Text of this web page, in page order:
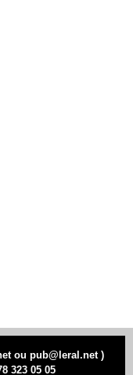
ou pub@leral.net )
323 05 05